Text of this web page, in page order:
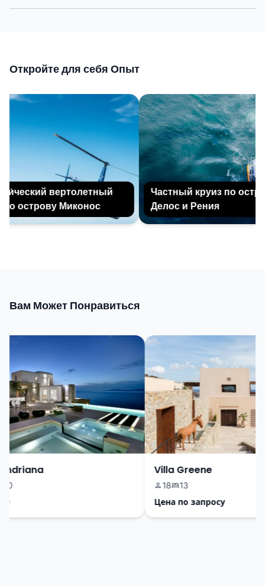
Откройте для себя Опыт
вертолетный
острову Миконос
Частный круиз по
Делос и Рения
Вам Может Понравиться
Villa Greene
18
13
Цена по запросу